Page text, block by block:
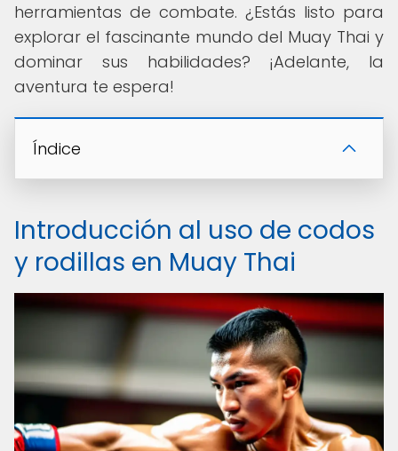
herramientas de combate. ¿Estás listo para
explorar el fascinante mundo del Muay Thai y
dominar sus habilidades? ¡Adelante, la
aventura te espera!
Índice
Introducción al uso de codos
y rodillas en Muay Thai